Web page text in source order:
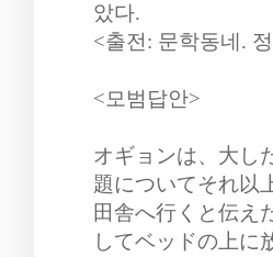
았다.
<출전: 문학동네.
<모범답안>
オギョンは、大し
題についてそれ以
田舎へ行くと伝え
してベッドの上に